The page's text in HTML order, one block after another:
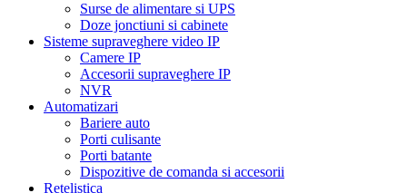
Surse de alimentare si UPS
Doze jonctiuni si cabinete
Sisteme supraveghere video IP
Camere IP
Accesorii supraveghere IP
NVR
Automatizari
Bariere auto
Porti culisante
Porti batante
Dispozitive de comanda si accesorii
Retelistica